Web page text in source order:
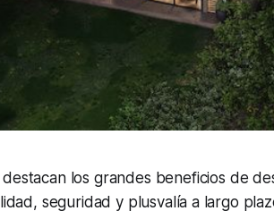
destacan los grandes beneficios de
seguridad y plusvalía a largo